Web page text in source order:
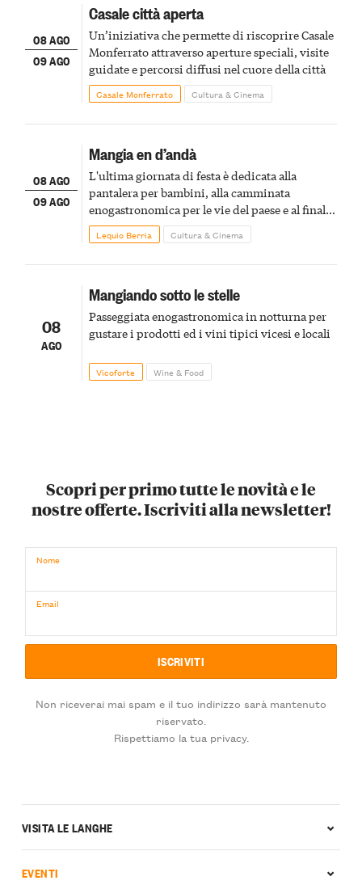
08 AGO
09 AGO
Casale città aperta
Un’iniziativa che permette di riscoprire Casale
Monferrato attraverso aperture speciali, visite
guidate e percorsi diffusi nel cuore della città
Casale Monferrato Cultura & Cinema
08 AGO
09 AGO
Mangia en d’andà
L'ultima giornata di festa è dedicata alla
pantalera per bambini, alla camminata
enogastronomica per le vie del paese e al finale
pirotecnico
Lequio Berria Cultura & Cinema
08
AGO
Mangiando sotto le stelle
Passeggiata enogastronomica in notturna per
gustare i prodotti ed i vini tipici vicesi e locali
Vicoforte Wine & Food
Scopri per primo tutte le novità e le
nostre offerte. Iscriviti alla newsletter!
Nome
Email
Non riceverai mai spam e il tuo indirizzo sarà mantenuto
riservato.
Rispettiamo la tua privacy.
VISITA LE LANGHE
EVENTI